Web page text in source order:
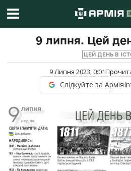
9 липня. Цей
ЦЕЙ ДЕНЬ В
9 Липня 2023, 0:01
Слідкуйте за